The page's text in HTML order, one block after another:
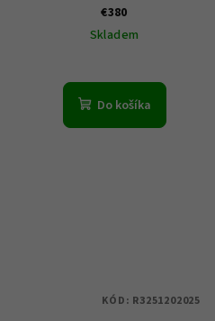
€380
Skladem
Do košíka
KÓD: R3251202025